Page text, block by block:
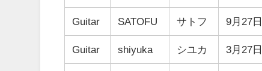
Guitar SATOFU サトフ 9月27
Guitar shiyuka シユカ 3月27